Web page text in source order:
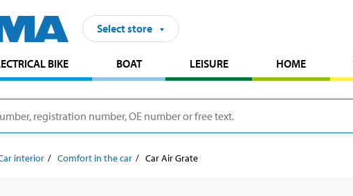
Select store
BIKE BOAT LEISURE HOME
interior Comfort in the car Car Air Grate